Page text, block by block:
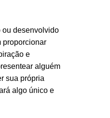
ou desenvolvido
proporcionar
e
alguém
sua própria
algo único e